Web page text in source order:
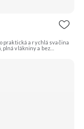
praktická a rychlá svačina
plná vlákniny a bez